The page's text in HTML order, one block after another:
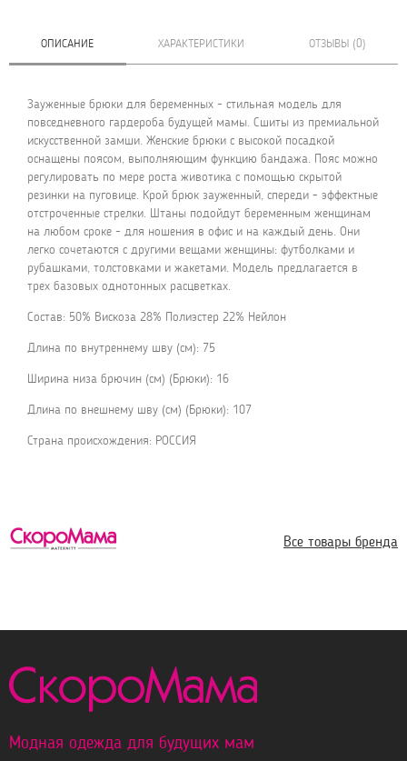
ОПИСАНИЕ ХАРАКТЕРИСТИКИ ОТЗЫВЫ (0)
Зауженные брюки для беременных - стильная модель для
повседневного гардероба будущей мамы. Сшиты из премиальной
искусственной замши. Женские брюки с высокой посадкой
оснащены поясом, выполняющим функцию бандажа. Пояс можно
регулировать по мере роста животика с помощью скрытой
резинки на пуговице. Крой брюк зауженный, спереди - эффектные
отстроченные стрелки. Штаны подойдут беременным женщинам
на любом сроке - для ношения в офис и на каждый день. Они
легко сочетаются с другими вещами женщины: футболками и
рубашками, толстовками и жакетами. Модель предлагается в
трех базовых однотонных расцветках.
Состав: 50% Вискоза 28% Полиэстер 22% Нейлон
Длина по внутреннему шву (см): 75
Ширина низа брючин (см) (Брюки): 16
Длина по внешнему шву (см) (Брюки): 107
Страна происхождения: РОССИЯ
Все товары бренда
Модная одежда для будущих мам